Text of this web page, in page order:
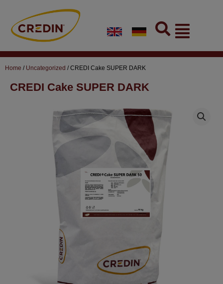
content
Flyout
Menu
Home / Uncategorized / CREDI Cake SUPER DARK
CREDI Cake SUPER DARK